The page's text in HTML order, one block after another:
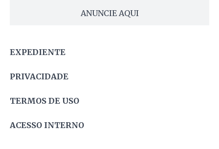
ANUNCIE AQUI
EXPEDIENTE
PRIVACIDADE
TERMOS DE USO
ACESSO INTERNO